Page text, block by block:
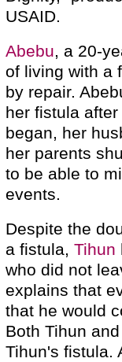
USAID.
Abebu, a 20-
of living with a
by repair.
her fistula
began, her
her parents
to be able to
events.
Despite the
a fistula, Tihun
who did not
explains that
that he would
Both Tihun
Tihun's fistula.